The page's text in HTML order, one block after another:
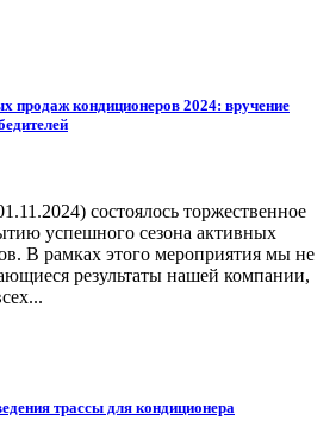
продаж кондиционеров 2024: вручение
состоялось торжественное
успешного сезона активных
В рамках этого мероприятия мы не
результаты нашей компании,
трассы для кондиционера